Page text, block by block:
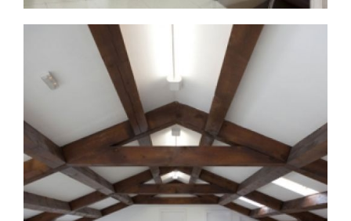
Proyectos de
arquitectura en
Broaden